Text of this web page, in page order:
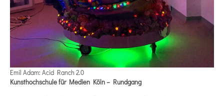
Emil Adam: Acid Ranch 2.0
Kunsthochschule für Medien Köln – Rundgang